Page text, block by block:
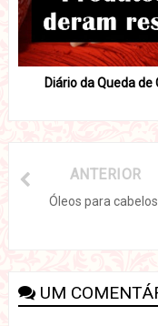
Diário da Queda
ANTERIOR
Óleos para cabelos
UM